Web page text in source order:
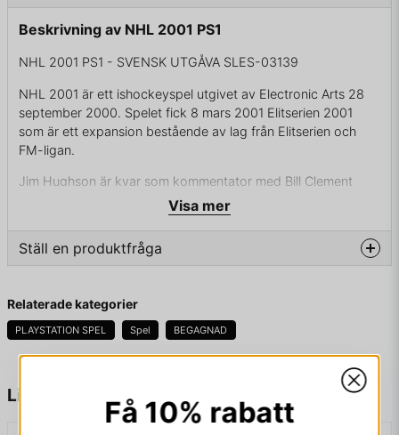
Liknande produkter
Beskrivning av NHL 2001 PS1
NHL 2001 PS1 - SVENSK UTGÅVA SLES-03139
NHL 2001 är ett ishockeyspel utgivet av Electronic Arts 28
september 2000. Spelet fick 8 mars 2001 Elitserien 2001
som är ett expansion bestående av lag från Elitserien och
FM-ligan.
Jim Hughson är kvar som kommentator med Bill Clement
som analytiker, han debuterade i föregångaren NHL 2000.
Det är det första NHL-spelet som släpptes till Playstation 2
framträdde i NHL 98 (bara Windows- och
Spelet släpptes med Owen Nolan på omslaget, i Europa
släpptes spelet med Jere Lehtinen på omslaget.
I RISIG BOX UTAN MANUAL
Visa mer
Ställ en produktfråga
Fråga oss något om denna produkten...
Relaterade kategorier
PLAYSTATION SPEL Spel BEGAGNAD
Få 10% rabatt